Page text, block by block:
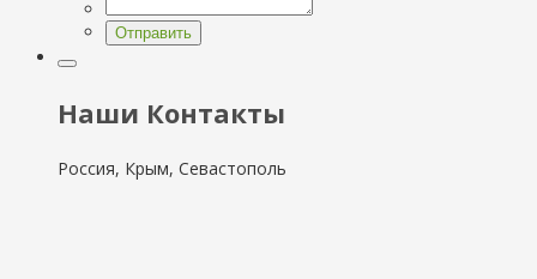
Отправить
Наши Контакты
Россия, Крым, Севастополь